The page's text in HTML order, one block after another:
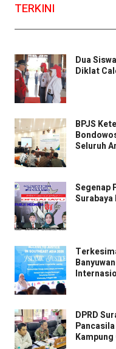
TERKINI
Dua
Diklat
BPJS
Seluruh
Segenap
Surabaya
DPRD